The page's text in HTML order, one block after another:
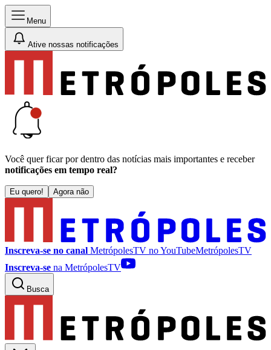
Menu
Ative nossas notificações
Você quer ficar por dentro das notícias mais importantes e receber
notificações em tempo real?
Eu quero! Agora não
Inscreva-se no canal MetrópolesTV noYouTubeMetrópolesTV
Inscreva-se na MetrópolesTV
Busca